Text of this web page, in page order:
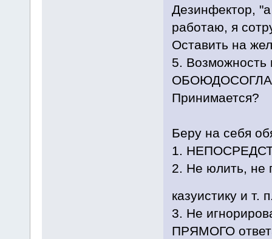
Дезинфектор,
работаю, я
Оставить на
5. Возможность
Принимается?
Беру на себя
1.
2. Не юлить, не
казуистику и
3. Не
ПРЯМОГО